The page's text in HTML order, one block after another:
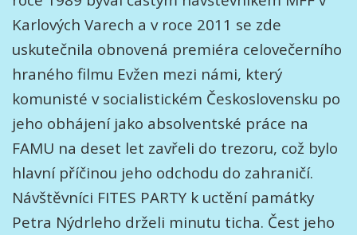
Karlových Varech a v roce 2011 se zde
uskutečnila obnovená premiéra celovečerního
hraného filmu Evžen mezi námi, který
komunisté v socialistickém Československu po
jeho obhájení jako absolventské práce na
FAMU na deset let zavřeli do trezoru, což bylo
hlavní příčinou jeho odchodu do zahraničí.
Návštěvníci FITES PARTY k uctění památky
Petra Nýdrleho drželi minutu ticha. Čest jeho